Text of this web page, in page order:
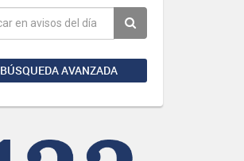
BÚSQUEDA AVANZADA